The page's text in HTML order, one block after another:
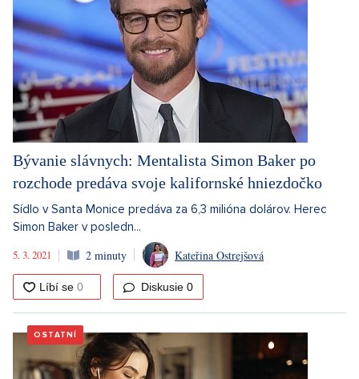
Bývanie slávnych: Mentalista Simon Baker po
rozchode predáva svoje kalifornské hniezdočko
Sídlo v Santa Monice predáva za 6,3 milióna dolárov. Herec
Simon Baker v posledn...
5. 3. 2021
2 minuty Kateřina Ostrejšová
Diskusie 0
OSTATNÍ